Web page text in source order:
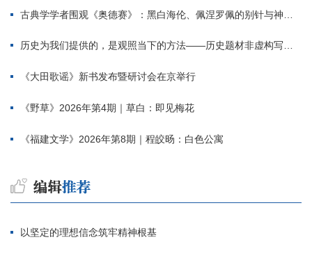
古典学学者围观《奥德赛》：黑白海伦、佩涅罗佩的别针与神秘入侵者
历史为我们提供的，是观照当下的方法——历史题材非虚构写作多人谈
《大田歌谣》新书发布暨研讨会在京举行
《野草》2026年第4期｜草白：即见梅花
《福建文学》2026年第8期｜程皎旸：白色公寓
以坚定的理想信念筑牢精神根基